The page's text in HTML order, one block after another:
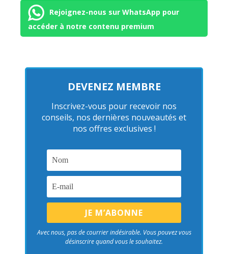
Rejoignez-nous sur WhatsApp pour
accéder à notre contenu premium
DEVENEZ MEMBRE
Inscrivez-vous pour recevoir nos
conseils, nos dernières nouveautés et
nos offres exclusives !
Avec nous, pas de courrier indésirable. Vous pouvez vous
désinscrire quand vous le souhaitez.